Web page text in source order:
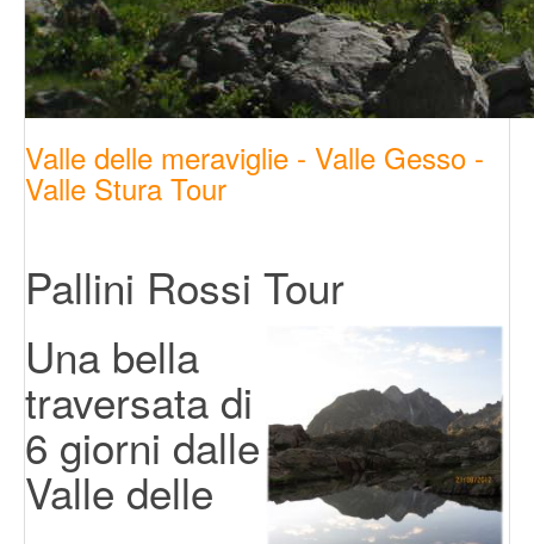
Valle delle meraviglie - Valle Gesso -
Valle Stura Tour
Pallini Rossi Tour
Una bella
traversata di
6 giorni dalle
Valle delle